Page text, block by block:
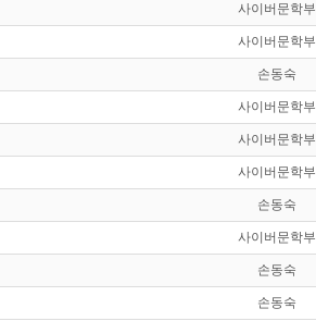
사이버문학부
사이버문학부
손동숙
사이버문학부
사이버문학부
사이버문학부
손동숙
사이버문학부
손동숙
손동숙